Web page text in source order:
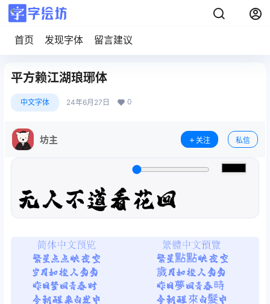
首页 发现字体 留言建议
平方赖江湖琅琊体
中文字体 24年6月27日 0
坊主 关注 私信
无人不道看花回